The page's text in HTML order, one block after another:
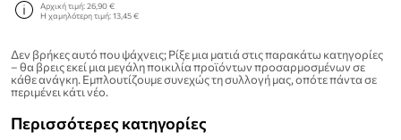
Αρχική τιμή:26,90 €
Η χαμηλότερη τιμή:13,45 €
Δεν βρήκες αυτό που ψάχνεις; Ρίξε μια ματιά στις παρακάτω κατηγορίες
– θα βρεις εκεί μια μεγάλη ποικιλία προϊόντων προσαρμοσμένων σε
κάθε ανάγκη. Εμπλουτίζουμε συνεχώς τη συλλογή μας, οπότε πάντα σε
περιμένει κάτι νέο.
Περισσότερες κατηγορίες